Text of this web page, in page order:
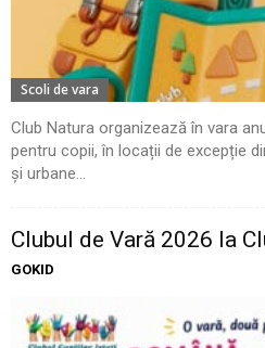
Scoli de vara
Club Natura organizează în vara
pentru copii, în locații de excepție
și urbane...
Clubul de Vară 2026 la
GOKID